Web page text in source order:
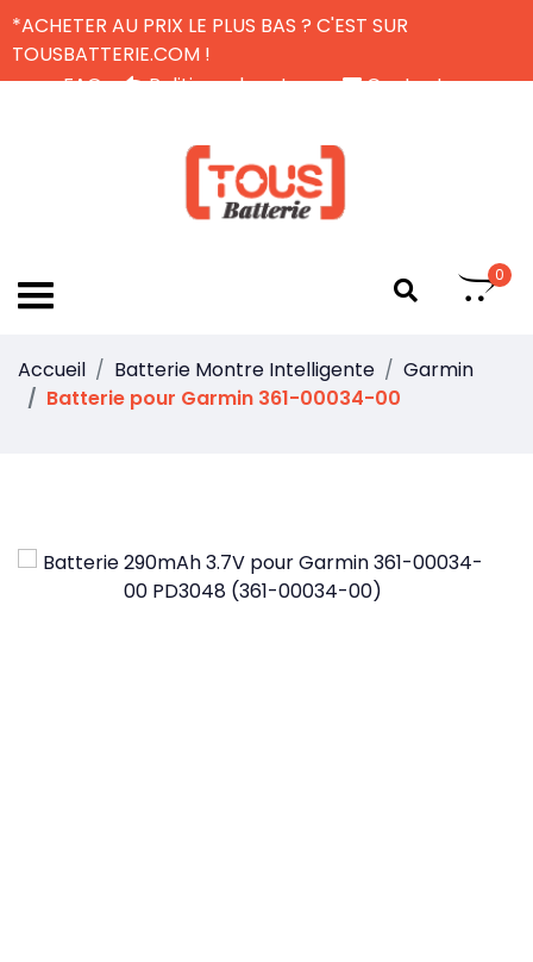
*ACHETER AU PRIX LE PLUS BAS ? C'EST SUR
TOUSBATTERIE.COM !
FAQ
Politique de retour
Contactez-nous
0
Accueil Batterie Montre Intelligente
Garmin
Batterie pour Garmin 361-00034-00